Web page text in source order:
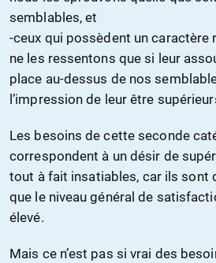
semblables, et
-ceux qui possèdent un caractère
ne les ressentons que si leur
place au-dessus de nos
l’impression de leur être
Les besoins de cette seconde
correspondent à un désir de
tout à fait insatiables, car ils sont
que le niveau général de
élevé.
Mais ce n’est pas si vrai des